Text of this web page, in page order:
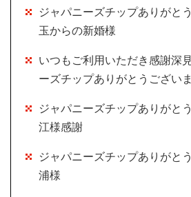
ジャパニーズチップありがと
玉からの新婚様
いつもご利用いただき感謝深
ーズチップありがとうござい
ジャパニーズチップありがと
江様感謝
ジャパニーズチップありがと
浦様